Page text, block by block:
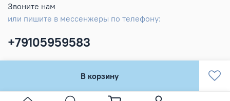
В корзину
Звоните нам
или пишите в мессенжеры по телефону:
+79105959583